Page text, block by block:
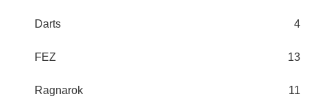
Darts 4
FEZ 13
Ragnarok 11